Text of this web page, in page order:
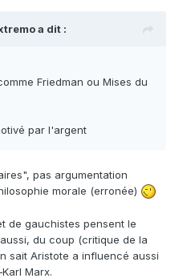
a dit :
Friedman ou Mises du
par l'argent
pas argumentation
morale (erronée)
de gauchistes pensent le
du coup (critique de la
sait Aristote a influencé aussi
Karl Marx.